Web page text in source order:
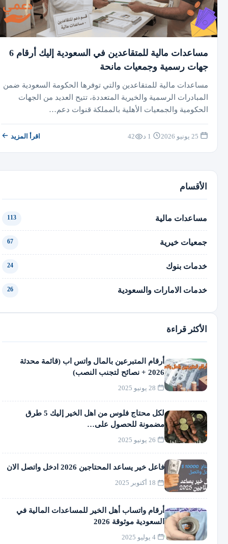
مساعدات مالية للمتقاعدين في السعودية إليك أرقام 6
جهات رسمية وجمعيات مانحة
مساعدات مالية للمتقاعدين والتي توفرها الحكومة السعودية ضمن
المبادرات الرسمية والخيرية المتعددة، تتيح العديد من الجهات
الحكومية والجمعيات الأهلية بالمملكة قنوات دعم…
42 اقرأ المزيد
الأقسام
مساعدات مالية 113
جمعيات خيرية 67
خدمات بنوك 24
خدمات الامارات والسعودية 26
الأكثر قراءة
أرقام المتبرعين بالمال واتس اب (قائمة محدثة
2026 + نصائح لتجنب النصب)
لكل محتاج فلوس من اهل الخير إليك 5 طرق
مضمونة للحصول على…
فاعل خير يساعد المحتاجين 2026 ادخل واتصل الان
أرقام واتساب أهل الخير للمساعدات المالية في
السعودية موثوقة 2026